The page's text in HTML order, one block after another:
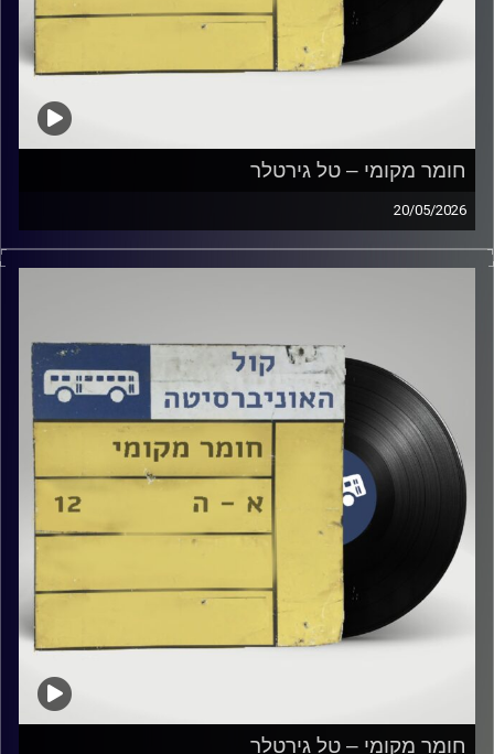
חומר מקומי – טל גירטלר
20/05/2026
שעה של מוזיקה ישראלית עם טל גירטלר
חומר מקומי – טל גירטלר